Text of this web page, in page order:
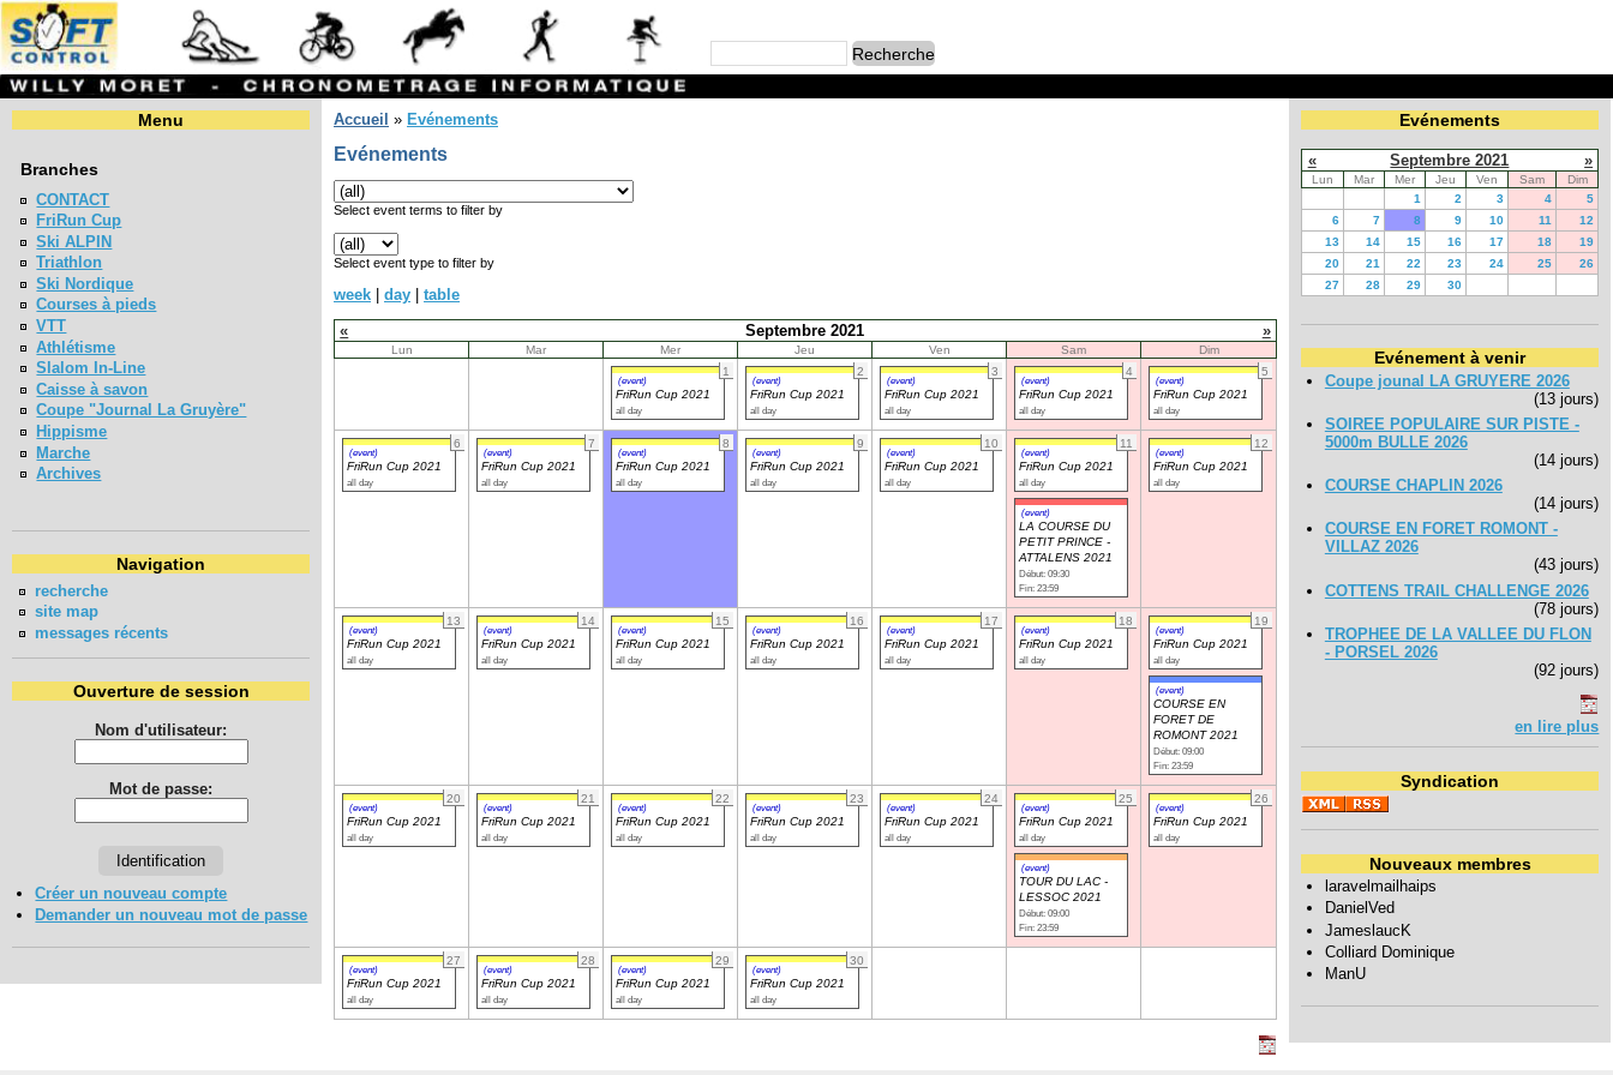
Menu
Branches
CONTACT
FriRun Cup
Ski ALPIN
Triathlon
Ski Nordique
Courses à pieds
VTT
Athlétisme
Slalom In-Line
Caisse à savon
Coupe "Journal La Gruyère"
Hippisme
Marche
Archives
Navigation
recherche
site map
messages récents
Ouverture de session
Nom d'utilisateur:
Mot de passe:
Créer un nouveau compte
Demander un nouveau mot de passe
Accueil » Evénements
Evénements
Select event terms to filter by
Select event type to filter by
week day
table
«
Septembre 2021 »
Lun Mar Mer Jeu Ven Sam
Dim
1
(event)
FriRun Cup 2021
all day
2
(event)
FriRun Cup 2021
all day
3
(event)
FriRun Cup 2021
all day
4
(event)
FriRun Cup 2021
all day
5
(event)
FriRun Cup 2021
all day
6
(event)
FriRun Cup 2021
all day
7
(event)
FriRun Cup 2021
all day
8
(event)
FriRun Cup 2021
all day
9
(event)
FriRun Cup 2021
all day
10
(event)
FriRun Cup 2021
all day
11
(event)
FriRun Cup 2021
all day
(event)
LA COURSE DU
PETIT PRINCE -
ATTALENS 2021
Début: 09:30
Fin: 23:59
12
(event)
FriRun Cup 2021
all day
13
(event)
FriRun Cup 2021
all day
14
(event)
FriRun Cup 2021
all day
15
(event)
FriRun Cup 2021
all day
16
(event)
FriRun Cup 2021
all day
17
(event)
FriRun Cup 2021
all day
18
(event)
FriRun Cup 2021
all day
19
(event)
FriRun Cup 2021
all day
(event)
COURSE EN
FORET DE
ROMONT 2021
Début: 09:00
Fin: 23:59
20
(event)
FriRun Cup 2021
all day
21
(event)
FriRun Cup 2021
all day
22
(event)
FriRun Cup 2021
all day
23
(event)
FriRun Cup 2021
all day
24
(event)
FriRun Cup 2021
all day
25
(event)
FriRun Cup 2021
all day
(event)
TOUR DU LAC -
LESSOC 2021
Début: 09:00
Fin: 23:59
26
(event)
FriRun Cup 2021
all day
27
(event)
FriRun Cup 2021
all day
28
(event)
FriRun Cup 2021
all day
29
(event)
FriRun Cup 2021
all day
30
(event)
FriRun Cup 2021
all day
Evénements
« Septembre 2021 »
Lun Mar Mer Jeu Ven Sam
Dim
1
2 3 4
5
6
7 8 9 10 11
12
13
14 15 16 17 18
19
20
21 22 23 24 25
26
27
28 29 30
Evénement à venir
Coupe jounal LA GRUYERE 2026
(13 jours)
SOIREE POPULAIRE SUR PISTE -
5000m BULLE 2026
(14 jours)
COURSE CHAPLIN 2026
(14 jours)
COURSE EN FORET ROMONT -
VILLAZ 2026
(43 jours)
COTTENS TRAIL CHALLENGE 2026
(78 jours)
TROPHEE DE LA VALLEE DU FLON
- PORSEL 2026
(92 jours)
en lire plus
Syndication
Nouveaux membres
laravelmailhaips
DanielVed
JameslaucK
Colliard Dominique
ManU